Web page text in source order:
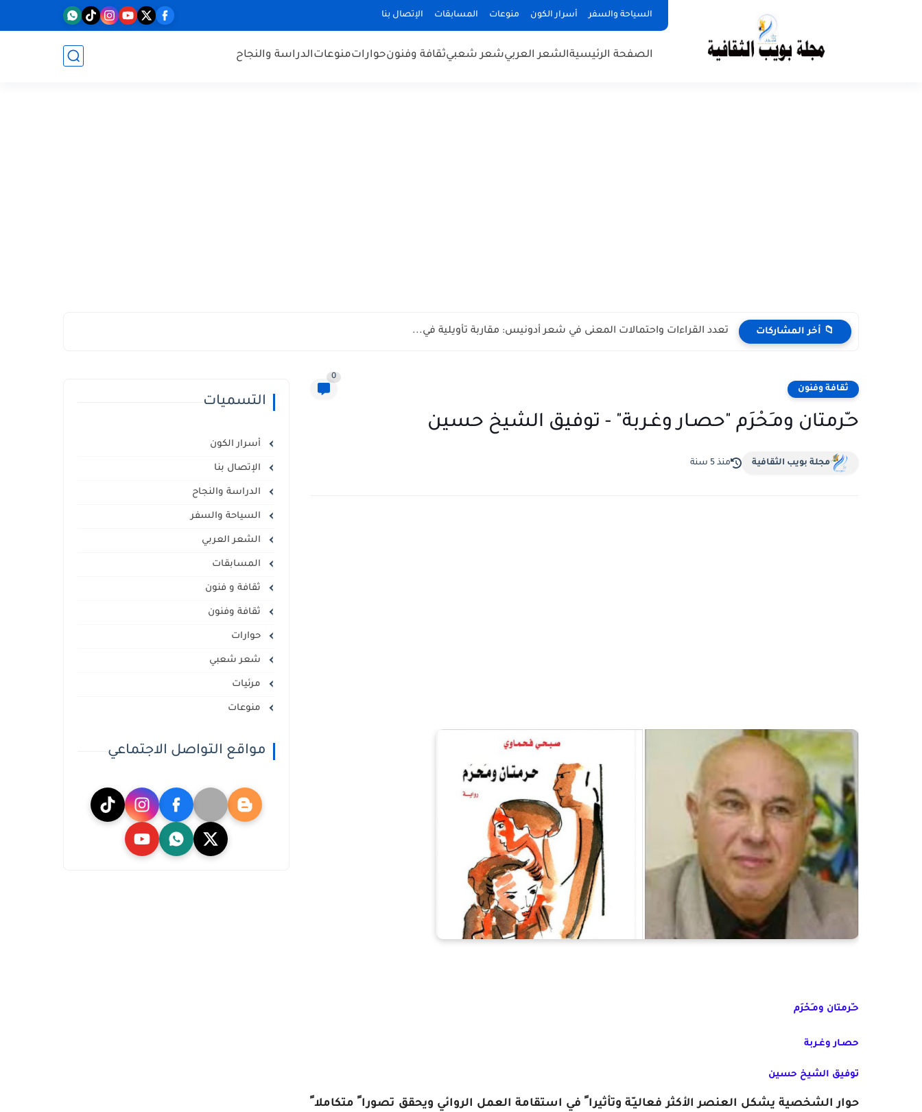
السياحة والسفر أسرار الكون منوعات المسابقات الإتصال بنا
الصفحة الرئيسيةالشعر العربيشعر شعبيثقافة وفنونحواراتمنوعاتالدراسة والنجاح
📁 أخر المشاركات تعدد القراءات واحتمالات المعنى في شعر أدونيس: مقاربة تأويلية في...
ثقافة وفنون
0
حـّرمتان ومـَحْرَم "حصـار وغـربة" - توفيق الشيخ حسين
مجلة بويب الثقافية منذ 5 سنة
حـّرمتان ومـَحْرَم
حصـار وغـربة
توفيق الشيخ حسين
حوار الشخصية يشكل العنصر الأكثر فعاليـّة وتأثيرا ً في استقامة العمل الروائي ويحقق تصورا ً متكاملا ً
التسميات
أسرار الكون
الإتصال بنا
الدراسة والنجاح
السياحة والسفر
الشعر العربي
المسابقات
ثقافة و فنون
ثقافة وفنون
حوارات
شعر شعبي
مرئيات
منوعات
مواقع التواصل الاجتماعي